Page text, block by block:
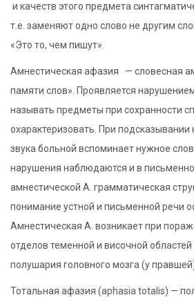
и качеств этого предмета
т.е. заменяют одно слово не другим
«Это то, чем пишут».
Амнестическая афазия — словесная
памяти слов». Проявляется
называть предметы при сохранности
охарактеризовать. При подсказывании
звука больной вспоминает нужное
нарушения наблюдаются и в
амнестической А. грамматическая
понимание устной и письменной речи
Амнестическая А. возникает при
отделов теменной и височной
полушария головного мозга (у
Тотальная афазия (aphasia totalis) —